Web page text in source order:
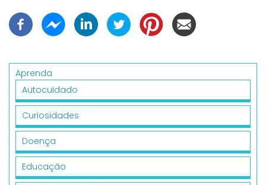
Aprenda
Autocuidado
Curiosidades
Doença
Educação